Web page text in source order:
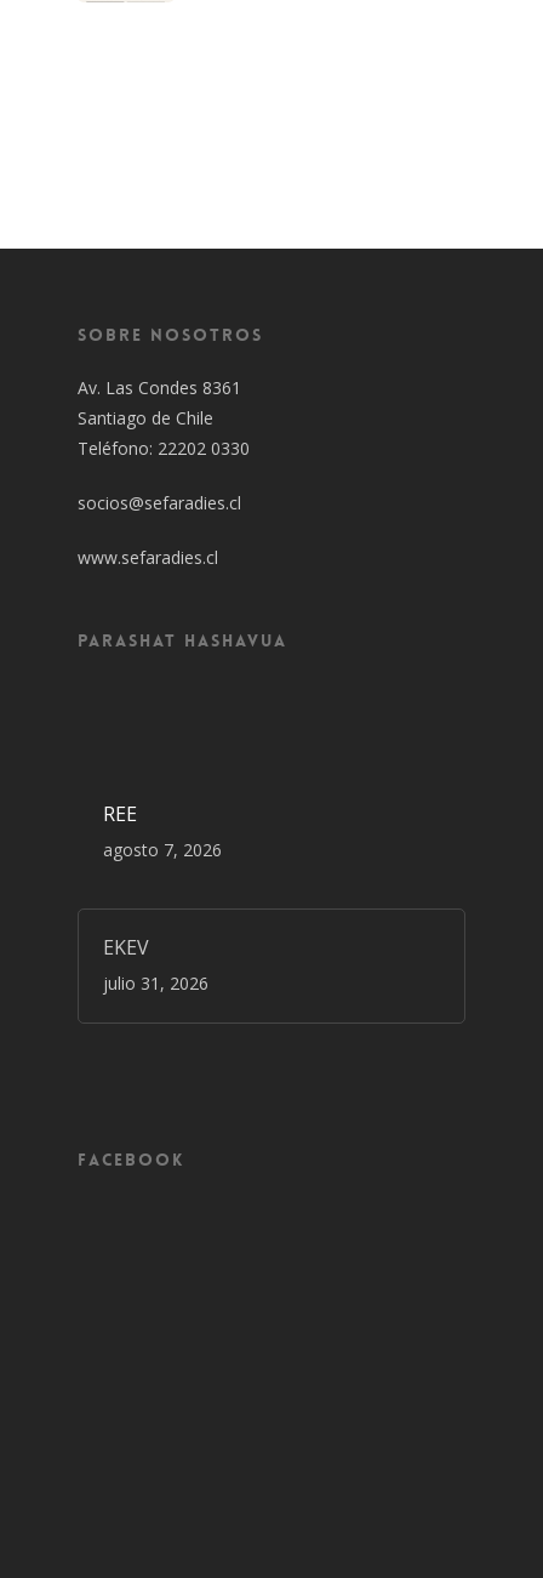
Sobre Nosotros
Av. Las Condes 8361
Santiago de Chile
Teléfono: 22202 0330
socios@sefaradies.cl
www.sefaradies.cl
Parashat Hashavua
REE
agosto 7, 2026
EKEV
julio 31, 2026
Facebook